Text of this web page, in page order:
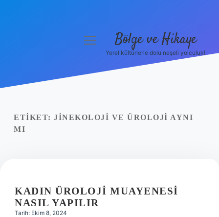
Yasal Uyarı
menüyü
Bölge ve Hikaye
Yerel kültürlerle dolu neşeli yolculuk!
ETIKET: JINEKOLOJI VE ÜROLOJI AYNI
MI
KADIN ÜROLOJI MUAYENESI
NASIL YAPILIR
Tarih: Ekim 8, 2024